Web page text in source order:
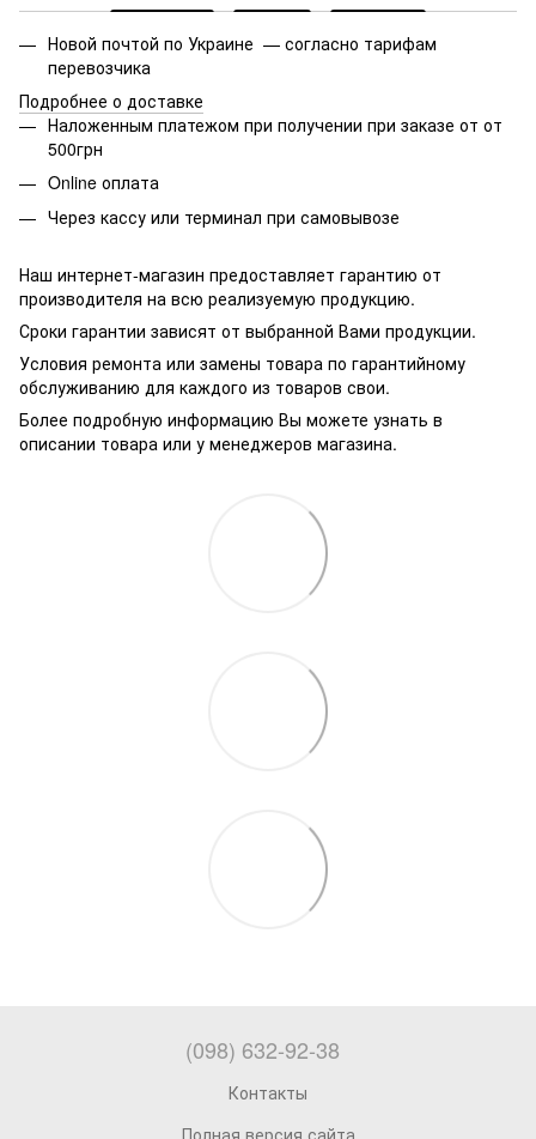
Новой почтой по Украине — согласно тарифам
перевозчика
Подробнее о доставке
Наложенным платежом при получении при заказе от от
500грн
Online оплата
Через кассу или терминал при самовывозе
Наш интернет-магазин предоставляет гарантию от
производителя на всю реализуемую продукцию.
Сроки гарантии зависят от выбранной Вами продукции.
Условия ремонта или замены товара по гарантийному
обслуживанию для каждого из товаров свои.
Более подробную информацию Вы можете узнать в
описании товара или у менеджеров магазина.
(098) 632-92-38
Контакты